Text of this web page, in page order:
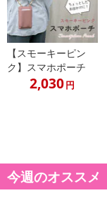
【スモーキーピン
ク】スマホポーチ
2,030円
今週のオススメ